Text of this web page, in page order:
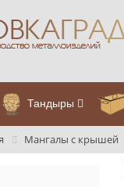
Тандыры
Мангалы с крышей